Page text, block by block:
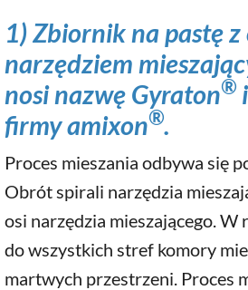
1) Zbiornik na pastę
narzędziem
nosi nazwę Gyraton®
firmy amixon®.
Proces mieszania odbywa się
Obrót spirali narzędzia
osi narzędzia mieszającego.
do wszystkich stref komory
martwych przestrzeni. Proces